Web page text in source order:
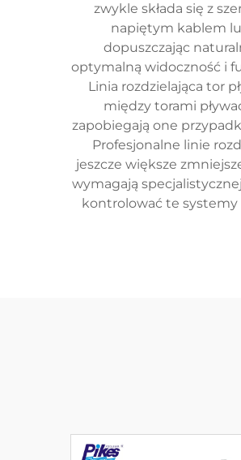
zwykle składa się z
napiętym kablem
dopuszczając
optymalną widoczność i
Linia rozdzielająca tor
między torami
zapobiegają one
Profesjonalne linie
jeszcze większe
wymagają
kontrolować te systemy